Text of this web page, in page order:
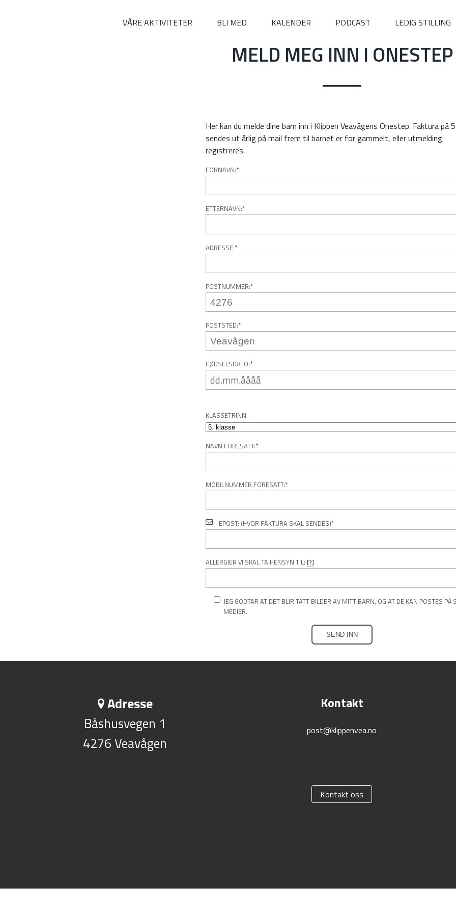
VÅRE AKTIVITETER BLI MED KALENDER PODCAST LEDIG STILLING
MELD MEG INN I ONESTEP
Her kan du melde dine barn inn i Klippen Veavågens Onestep. Faktura på
sendes ut årlig på mail frem til barnet er for gammelt, eller utmelding
registreres.
FORNAVN:*
ETTERNAVN:*
ADRESSE:*
POSTNUMMER:*
POSTSTED:*
FØDSELSDATO:*
KLASSETRINN
NAVN FORESATT:*
MOBILNUMMER FORESATT:*
EPOST: (HVOR FAKTURA SKAL SENDES)*
ALLERGIER VI SKAL TA HENSYN TIL: [?]
JEG GODTAR AT DET BLIR TATT BILDER AV MITT BARN, OG AT DE KAN POSTES PÅ
MEDIER.
Adresse
Båshusvegen 1
4276 Veavågen
Kontakt
post@klippenvea.no
Kontakt oss